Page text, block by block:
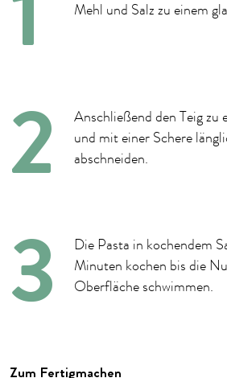
Mehl und Salz zu einem
Anschließend den Teig zu
und mit einer Schere
abschneiden.
Die Pasta in kochendem
Minuten kochen bis die
Oberfläche schwimmen.
Zum Fertigmachen